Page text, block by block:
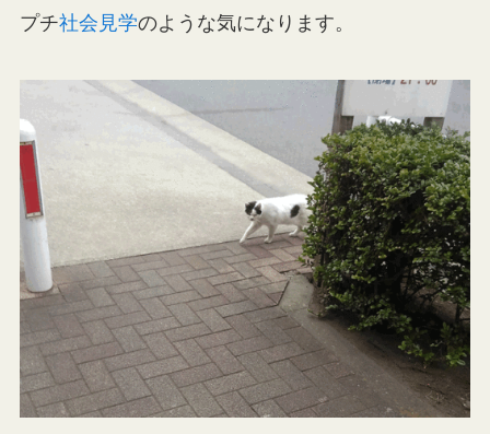
プチ社会見学のような気になります。